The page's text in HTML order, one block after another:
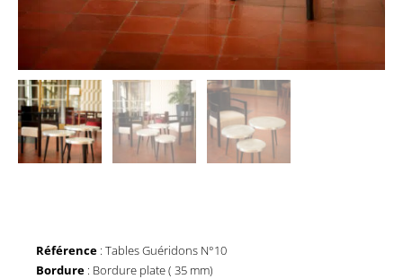
Référence : Tables Guéridons N°10
Bordure : Bordure plate ( 35 mm)